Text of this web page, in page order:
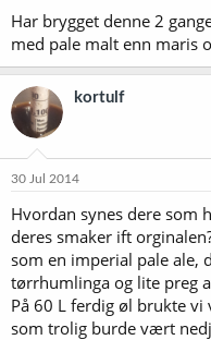
Har brygget denne 2
med pale malt enn maris
kortulf
30 Jul 2014
Hvordan synes dere som
deres smaker ift
som en imperial pale ale,
tørrhumlinga og lite preg
På 60 L ferdig øl brukte
som trolig burde vært